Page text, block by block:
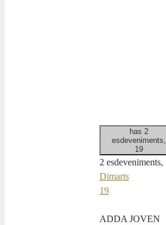
has 2
esdeveniments,
19
2 esdeveniments,
Dimarts
19
ADDA JOVEN